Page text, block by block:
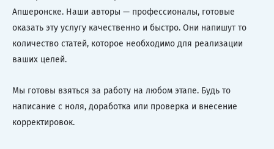
Апшеронске. Наши авторы — профессионалы, готовые
оказать эту услугу качественно и быстро. Они напишут то
количество статей, которое необходимо для реализации
ваших целей.
Мы готовы взяться за работу на любом этапе. Будь то
написание с ноля, доработка или проверка и внесение
корректировок.